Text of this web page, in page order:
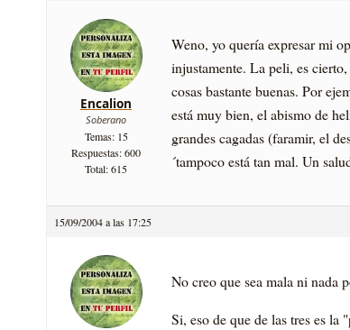
Encalion
Soberano
Temas: 15
Respuestas: 600
Total: 615
Weno, yo querí­a expresar mi
injustamente. La peli, es
cosas bastante buenas. Por
está muy bien, el abismo de
grandes cagadas (faramir, el
´tampoco está tan mal. Un
15/09/2004 a las 17:25
No creo que sea mala ni nada
Si, eso de que de las tres es la